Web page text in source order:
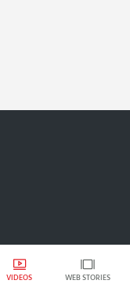
VIDEOS WEB STORIES